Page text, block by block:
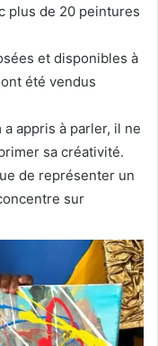
plus de 20 peintures
et disponibles à
été vendus
appris à parler, il ne
sa créativité.
de représenter un
sur